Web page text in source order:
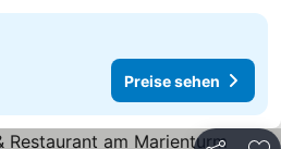
Preise sehen